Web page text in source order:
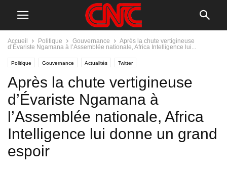
Accueil Politique Gouvernance
Après la chute vertigineuse
d’Évariste Ngamana à l’Assemblée nationale, Africa Intelligence lui...
Politique Gouvernance Actualités Twitter
Après la chute vertigineuse
d’Évariste Ngamana à
l’Assemblée nationale, Africa
Intelligence lui donne un grand
espoir